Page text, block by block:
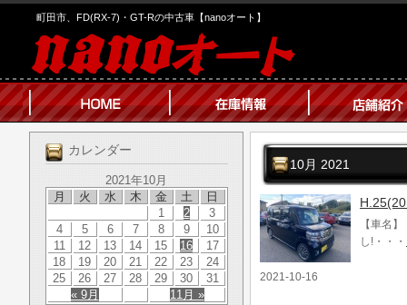
町田市、FD(RX-7)・GT-Rの中古車【nanoオート】
カレンダー
2021年10月
月
火 水 木 金 土 日
« 9月 11月 »
1 2
3
4
5 6 7 8 9
10
11
12 13 14 15 16
17
18
19 20 21 22 23
24
25
26 27 28 29 30 31
10月 2021
【車名
し!・・・
2021-10-16